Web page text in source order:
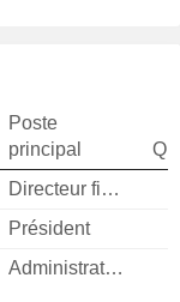
Poste
principal
Directeur financier
Président
Administrateur